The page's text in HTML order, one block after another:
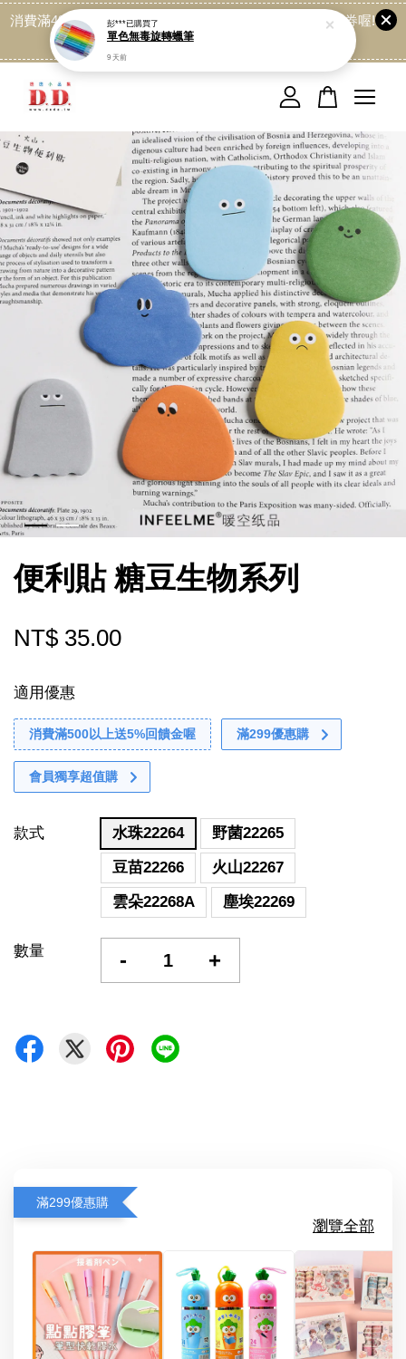
消費滿499免運喔, 記得加LINE:@dede168 領取專屬折扣券喔!
點我
便利貼 糖豆生物系列
NT$ 35.00
適用優惠
消費滿500以上送5%回饋金喔 滿299優惠購
會員獨享超值購
款式 水珠22264
野菌22265
豆苗22266
火山22267
雲朵22268A
塵埃22269
數量 - +
滿299優惠購
瀏覽全部
您的購物車目前還是空的。
繼續購物